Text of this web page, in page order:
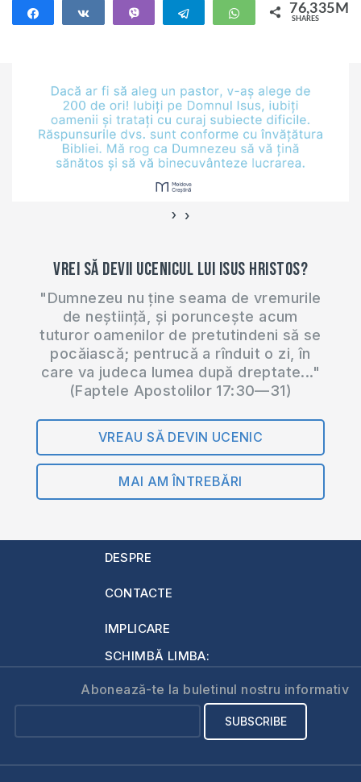
Share Share Telegram WhatsApp76,335M
SHARES
‹ ›
Vrei să devii ucenicul lui Isus Hristos?
"Dumnezeu nu ține seama de vremurile
de neștiință, și poruncește acum
tuturor oamenilor de pretutindeni să se
pocăiască; pentrucă a rînduit o zi, în
care va judeca lumea după dreptate..."
(Faptele Apostolilor 17:30—31)
VREAU SĂ DEVIN UCENIC
MAI AM ÎNTREBĂRI
DESPRE
CONTACTE
IMPLICARE
SCHIMBĂ LIMBA:
Abonează-te la buletinul nostru informativ